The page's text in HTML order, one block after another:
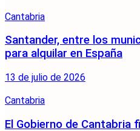
Cantabria
Santander, entre los
para alquilar en España
13 de julio de 2026
Cantabria
El Gobierno de Cantabria